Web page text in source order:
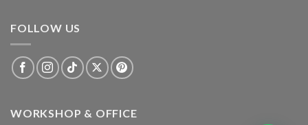
FOLLOW US
WORKSHOP & OFFICE